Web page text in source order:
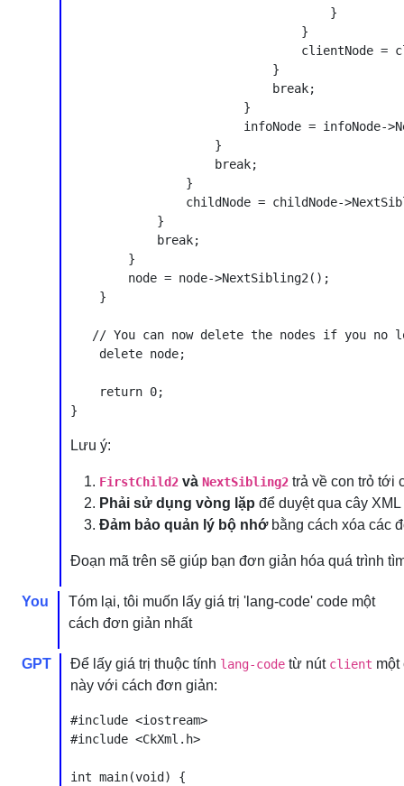
                                    }
                                }
clientNode =
                            }
                            break;
                        }
infoNode = infoNode-
                    }
                    break;
                }
childNode = childNode-
            }
            break;
        }
        node = node->NextSibling2();
    }
// You can now delete the nodes if you no
    delete node;
    return 0;
Lưu ý:
FirstChild2 và NextSibling2 trả về con trỏ tới
Phải sử dụng vòng lặp để duyệt qua cây
Đảm bảo quản lý bộ nhớbằng cách xóa các
Đoạn mã trên sẽ giúp bạn đơn giản hóa quá trình
You
Tóm lại, tôi muốn lấy giá trị 'lang-code' code một
cách đơn giản nhất
GPT Để lấy giá trị thuộc tính lang-code từ nút client một
này với cách đơn giản:
#include <iostream>
#include <CkXml.h>
int main(void) {